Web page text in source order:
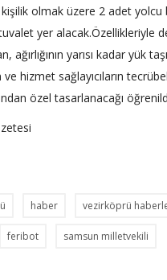
olmak üzere 2 adet yolcu
yer alacak.Özellikleriyle
ağırlığının yarısı kadar yük
ve hizmet sağlayıcıların
özel tasarlanacağı
haber vezirköprü
feribot samsun milletvekili